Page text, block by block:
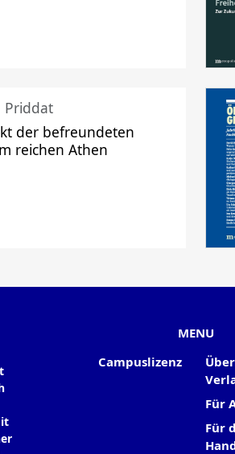
Priddat
der befreundeten
reichen Athen
MENU
Campuslizenz
Für
Für